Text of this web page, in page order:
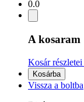
0.0
A kosaram
Kosár részletei
Kosárba
Vissza a boltba